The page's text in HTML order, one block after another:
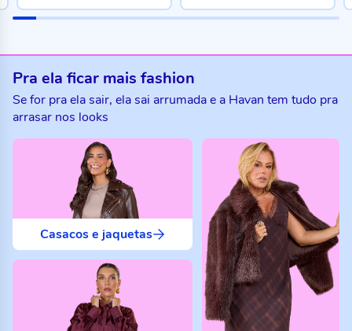
Pra ela ficar mais fashion
Se for pra ela sair, ela sai arrumada e a Havan tem tudo pra
arrasar nos looks
Casacos e jaquetas